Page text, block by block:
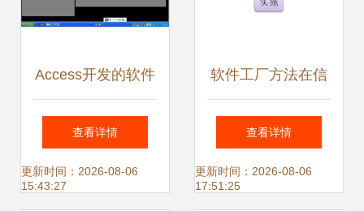
Access开发的软件
欣赏与信息系统集
成服务探析
查看详情
更新时间：2026-08-06
15:43:27
软件工厂方法在信
息系统集成服务中
的应用实践
查看详情
更新时间：2026-08-06
17:51:25